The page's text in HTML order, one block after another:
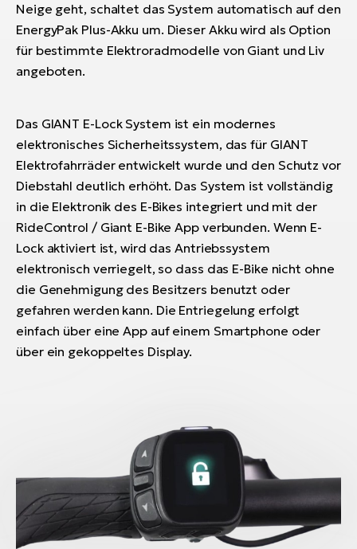
Neige geht, schaltet das System automatisch auf den
EnergyPak Plus-Akku um. Dieser Akku wird als Option
für bestimmte Elektroradmodelle von Giant und Liv
angeboten.
Das GIANT E-Lock System ist ein modernes
elektronisches Sicherheitssystem, das für GIANT
Elektrofahrräder entwickelt wurde und den Schutz vor
Diebstahl deutlich erhöht. Das System ist vollständig
in die Elektronik des E-Bikes integriert und mit der
RideControl / Giant E-Bike App verbunden. Wenn E-
Lock aktiviert ist, wird das Antriebssystem
elektronisch verriegelt, so dass das E-Bike nicht ohne
die Genehmigung des Besitzers benutzt oder
gefahren werden kann. Die Entriegelung erfolgt
einfach über eine App auf einem Smartphone oder
über ein gekoppeltes Display.